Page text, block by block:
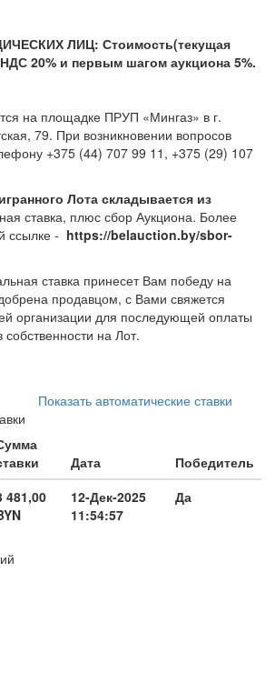
ЛИЦ: Стоимость(текущая
20% и первым шагом аукциона 5%.
на площадке ПРУП «Мингаз» в г.
79. При возникновении вопросов
+375 (44) 707 99 11, +375 (29) 107
Лота складывается из
ставка, плюс сбор Аукциона. Более
ссылке - https://belauction.by/sbor-
ставка принесет Вам победу на
продавцом, с Вами свяжется
организации для последующей оплаты
на Лот.
Показать автоматические ставки
Дата
Победитель
481,00
12-Дек-2025
11:54:57
Да